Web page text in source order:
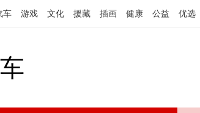
车 游戏 文化 援藏 插画 健康 公益 优选